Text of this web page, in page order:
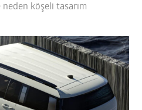
köşeli tasarım